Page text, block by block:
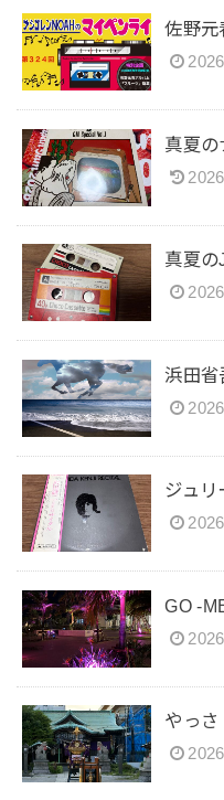
佐野元
真夏の
真夏の
浜田
ジュリ
GO -
やっさ